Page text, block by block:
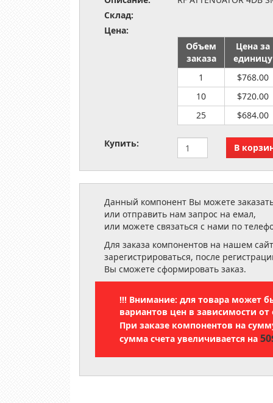
Склад:
Цена:
Объем
заказа
Цена за
единицу
1
$768.00
10
$720.00
25
$684.00
Купить:
Данный компонент Вы можете
или отправить нам запрос на емал,
или можете связаться с нами по
Для заказа компонентов на нашем
зарегистрироваться, после
Вы сможете сформировать заказ.
!!! Внимание: для товара может
вариантов цен в зависимости от
При заказе компонентов на
сумма счета увеличивается на